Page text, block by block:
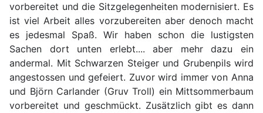
vorbereitet und die Sitzgelegenheiten modernisiert. Es
ist viel Arbeit alles vorzubereiten aber denoch macht
es jedesmal Spaß. Wir haben schon die lustigsten
Sachen dort unten erlebt.... aber mehr dazu ein
andermal. Mit Schwarzen Steiger und Grubenpils wird
angestossen und gefeiert. Zuvor wird immer von Anna
und Björn Carlander (Gruv Troll) ein Mittsommerbaum
vorbereitet und geschmückt. Zusätzlich gibt es dann